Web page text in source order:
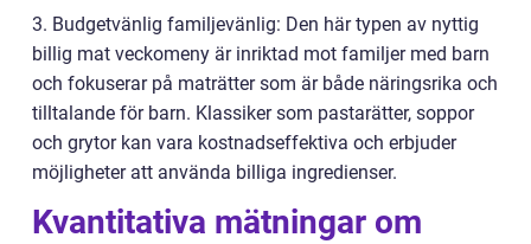
3. Budgetvänlig familjevänlig: Den här typen av nyttig
billig mat veckomeny är inriktad mot familjer med barn
och fokuserar på maträtter som är både näringsrika och
tilltalande för barn. Klassiker som pastarätter, soppor
och grytor kan vara kostnadseffektiva och erbjuder
möjligheter att använda billiga ingredienser.
Kvantitativa mätningar om